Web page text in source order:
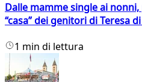
Dalle mamme single ai
“casa” dei genitori di Teresa
1 min di lettura